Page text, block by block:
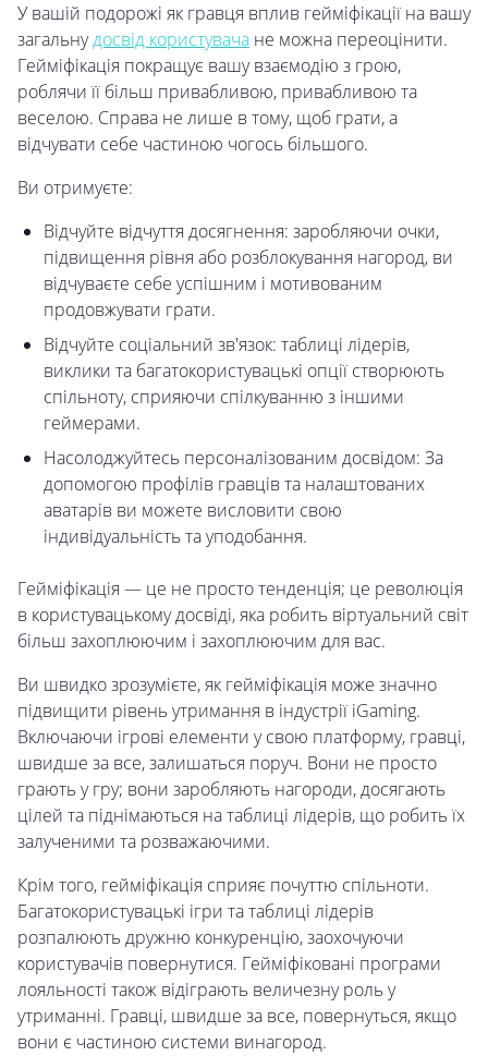
У вашій подорожі як гравця вплив гейміфікації на вашу
загальнудосвід користувача не можна переоцінити.
Гейміфікація покращує вашу взаємодію з грою,
роблячи її більш привабливою, привабливою та
веселою. Справа не лише в тому, щоб грати, а
відчувати себе частиною чогось більшого.
Ви отримуєте:
Відчуйте відчуття досягнення: заробляючи очки,
підвищення рівня або розблокування нагород, ви
відчуваєте себе успішним і мотивованим
продовжувати грати.
Відчуйте соціальний зв'язок: таблиці лідерів,
виклики та багатокористувацькі опції створюють
спільноту, сприяючи спілкуванню з іншими
геймерами.
Насолоджуйтесь персоналізованим досвідом: За
допомогою профілів гравців та налаштованих
аватарів ви можете висловити свою
індивідуальність та уподобання.
Гейміфікація — це не просто тенденція; це революція
в користувацькому досвіді, яка робить віртуальний світ
більш захоплюючим і захоплюючим для вас.
Ви швидко зрозумієте, як гейміфікація може значно
підвищити рівень утримання в індустрії iGaming.
Включаючи ігрові елементи у свою платформу, гравці,
швидше за все, залишаться поруч. Вони не просто
грають у гру; вони заробляють нагороди, досягають
цілей та піднімаються на таблиці лідерів, що робить їх
залученими та розважаючими.
Крім того, гейміфікація сприяє почуттю спільноти.
Багатокористувацькі ігри та таблиці лідерів
розпалюють дружню конкуренцію, заохочуючи
користувачів повернутися. Гейміфіковані програми
лояльності також відіграють величезну роль у
утриманні. Гравці, швидше за все, повернуться, якщо
вони є частиною системи винагород.